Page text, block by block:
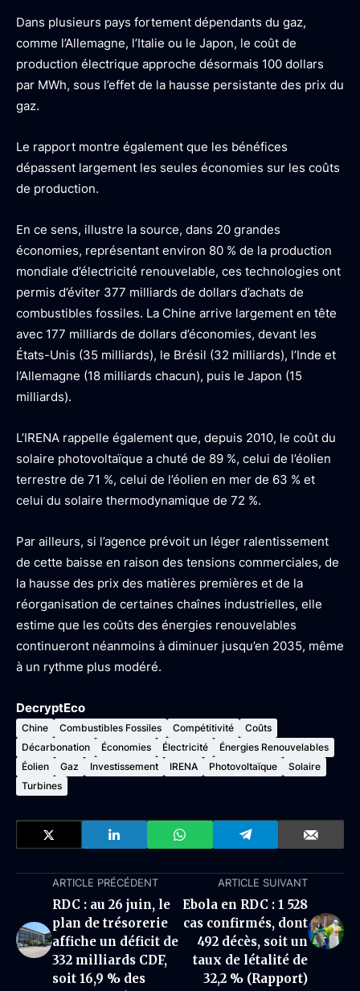
Dans plusieurs pays fortement dépendants du gaz,
comme l’Allemagne, l’Italie ou le Japon, le coût de
production électrique approche désormais 100 dollars
par MWh, sous l’effet de la hausse persistante des prix du
gaz.
Le rapport montre également que les bénéfices
dépassent largement les seules économies sur les coûts
de production.
En ce sens, illustre la source, dans 20 grandes
économies, représentant environ 80 % de la production
mondiale d’électricité renouvelable, ces technologies ont
permis d’éviter 377 milliards de dollars d’achats de
combustibles fossiles. La Chine arrive largement en tête
avec 177 milliards de dollars d’économies, devant les
États-Unis (35 milliards), le Brésil (32 milliards), l’Inde et
l’Allemagne (18 milliards chacun), puis le Japon (15
milliards).
L’IRENA rappelle également que, depuis 2010, le coût du
solaire photovoltaïque a chuté de 89 %, celui de l’éolien
terrestre de 71 %, celui de l’éolien en mer de 63 % et
celui du solaire thermodynamique de 72 %.
Par ailleurs, si l’agence prévoit un léger ralentissement
de cette baisse en raison des tensions commerciales, de
la hausse des prix des matières premières et de la
réorganisation de certaines chaînes industrielles, elle
estime que les coûts des énergies renouvelables
continueront néanmoins à diminuer jusqu’en 2035, même
à un rythme plus modéré.
DecryptEco
Chine Combustibles Fossiles Compétitivité
Coûts
Décarbonation
Économies Électricité
Énergies Renouvelables
Éolien
Gaz Investissement IRENA Photovoltaïque
Solaire
Turbines
ARTICLE PRÉCÉDENT
RDC : au 26 juin, le
plan de trésorerie
affiche un déficit de
332 milliards CDF,
soit 16,9 % des
ARTICLE SUIVANT
Ebola en RDC : 1 528
cas confirmés, dont
492 décès, soit un
taux de létalité de
32,2 % (Rapport)